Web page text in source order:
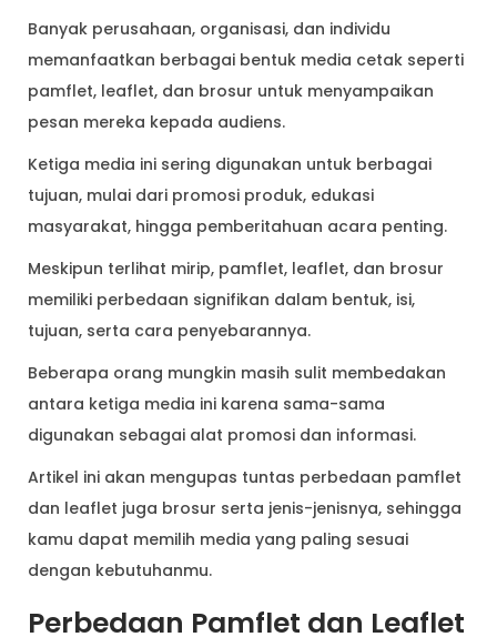
Banyak perusahaan, organisasi, dan individu
memanfaatkan berbagai bentuk media cetak seperti
pamflet, leaflet, dan brosur untuk menyampaikan
pesan mereka kepada audiens.
Ketiga media ini sering digunakan untuk berbagai
tujuan, mulai dari promosi produk, edukasi
masyarakat, hingga pemberitahuan acara penting.
Meskipun terlihat mirip, pamflet, leaflet, dan brosur
memiliki perbedaan signifikan dalam bentuk, isi,
tujuan, serta cara penyebarannya.
Beberapa orang mungkin masih sulit membedakan
antara ketiga media ini karena sama-sama
digunakan sebagai alat promosi dan informasi.
Artikel ini akan mengupas tuntas perbedaan pamflet
dan leaflet juga brosur serta jenis-jenisnya, sehingga
kamu dapat memilih media yang paling sesuai
dengan kebutuhanmu.
Perbedaan Pamflet dan Leaflet